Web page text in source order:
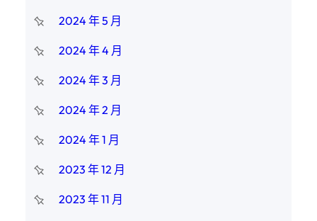
2024 年 5 月
2024 年 4 月
2024 年 3 月
2024 年 2 月
2024 年 1 月
2023 年 12 月
2023 年 11 月